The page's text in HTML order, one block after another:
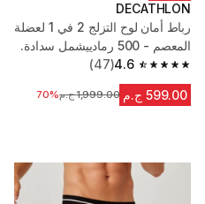
DECATHLON
رباط أمان لوح التزلج 2 في 1 لعضلة
المعصم - 500 رمادييشمل سدادة.
4.6
4.6 out of 5 stars from 47 reviews
(47)
599.00 ج.م السعر قبل التخفيض
1,999.00 ج.م 70%